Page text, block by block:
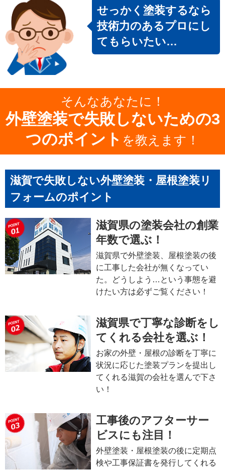
せっかく塗装するなら
技術力のあるプロにし
てもらいたい…
そんなあなたに！
外壁塗装で失敗しないための3
つのポイント を教えます！
滋賀で失敗しない外壁塗装・屋根塗装リ
フォームのポイント
滋賀県の塗装会社の創業
年数で選ぶ！
滋賀県で外壁塗装、屋根塗装の後
に工事した会社が無くなってい
た。どうしよう…という事態を避
けたい方は必ずご覧ください！
滋賀県で丁寧な診断をし
てくれる会社を選ぶ！
お家の外壁・屋根の診断を丁寧に
状況に応じた塗装プランを提出し
てくれる滋賀の会社を選んで下さ
い！
工事後のアフターサー
ビスにも注目！
外壁塗装・屋根塗装の後に定期点
検や工事保証書を発行してくれる